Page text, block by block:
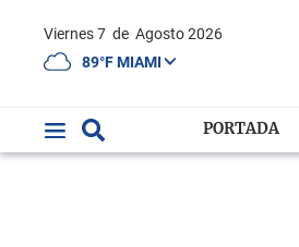
Viernes 7 de Agosto 2026
89°F MIAMI
PORTADA